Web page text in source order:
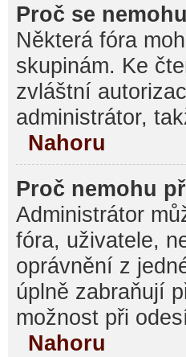
Proč se
Některá fóra
skupinám. Ke
zvláštní
administrátor,
Nahoru
Proč nemohu
Administrátor
fóra, uživatele,
oprávnění z
úplně zabraňují
možnost při
Nahoru